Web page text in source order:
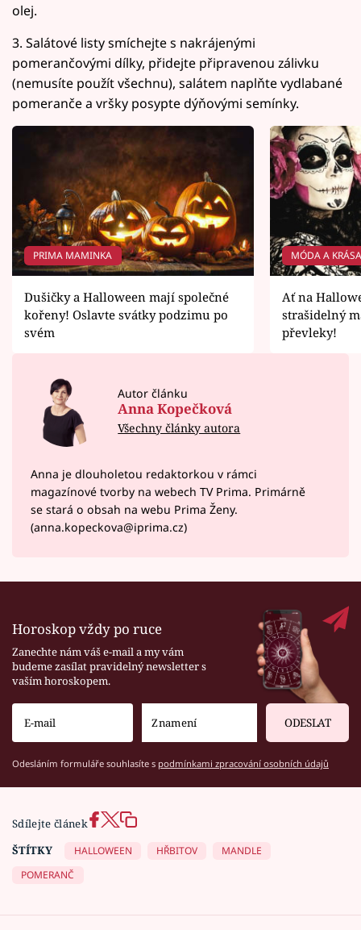
olej.
3. Salátové listy smíchejte s nakrájenými
pomerančovými dílky, přidejte připravenou zálivku
(nemusíte použít všechnu), salátem naplňte vydlabané
pomeranče a vršky posypte dýňovými semínky.
PRIMA MAMINKA
Dušičky a Halloween mají společné
kořeny! Oslavte svátky podzimu po
svém
MÓDA A
Ať na
strašidelný
převleky!
Autor článku
Anna Kopečková
Všechny články autora
Anna je dlouholetou redaktorkou v rámci
magazínové tvorby na webech TV Prima. Primárně
se stará o obsah na webu Prima Ženy.
(anna.kopeckova@iprima.cz)
Horoskop vždy po ruce
Zanechte nám váš e-mail a my vám
budeme zasílat pravidelný newsletter s
vaším horoskopem.
ODESLAT
Odesláním formuláře souhlasíte s podmínkami zpracování osobních údajů
Sdílejte článek
ŠTÍTKY
HALLOWEEN HŘBITOV
MANDLE
POMERANČ